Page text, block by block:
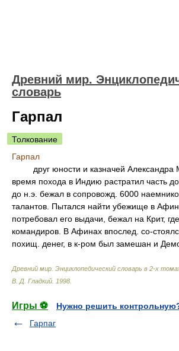
Древний мир.
словарь
Гарпал
Толкование
Гарпал
друг юности и казначей Александра
время похода в Индию растратил часть
до н.э. бежал в сопровожд. 6000
талантов. Пытался найти убежище в
потребовал его выдачи, бежал на Крит,
командиров. В Афинах впослед. со-
похищ. денег, в к-ром был замешан и
Древний мир. Энциклопедический словарь в 2-х
В. Д. Гладкий 1998
Игры ⚽
Нужно решить
Гарпаг